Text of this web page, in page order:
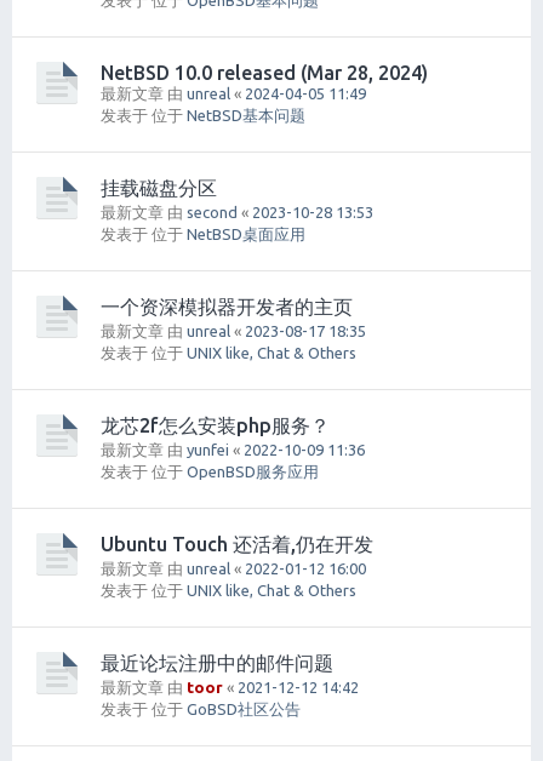
NetBSD 10.0 released (Mar 28, 2024)
最新文章 由 unreal « 2024-04-05 11:49
发表于 位于 NetBSD基本问题
挂载磁盘分区
最新文章 由 second « 2023-10-28 13:53
发表于 位于 NetBSD桌面应用
一个资深模拟器开发者的主页
最新文章 由 unreal « 2023-08-17 18:35
发表于 位于 UNIX like, Chat & Others
龙芯2f怎么安装php服务？
最新文章 由 yunfei « 2022-10-09 11:36
发表于 位于 OpenBSD服务应用
Ubuntu Touch 还活着,仍在开发
最新文章 由 unreal « 2022-01-12 16:00
发表于 位于 UNIX like, Chat & Others
最近论坛注册中的邮件问题
最新文章 由 toor « 2021-12-12 14:42
发表于 位于 GoBSD社区公告